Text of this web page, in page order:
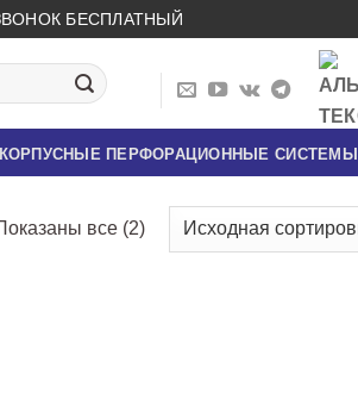
БЕСПЛАТНЫЙ
КОРПУСНЫЕ ПЕРФОРАЦИОННЫЕ СИСТЕМЫ
все (2)